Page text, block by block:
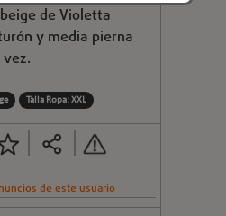
de Violetta
y media pierna
Talla Ropa: XXL
de este usuario